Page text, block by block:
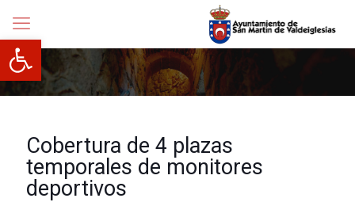
Abrir barra de herramientas
Cobertura de 4 plazas
temporales de monitores
deportivos